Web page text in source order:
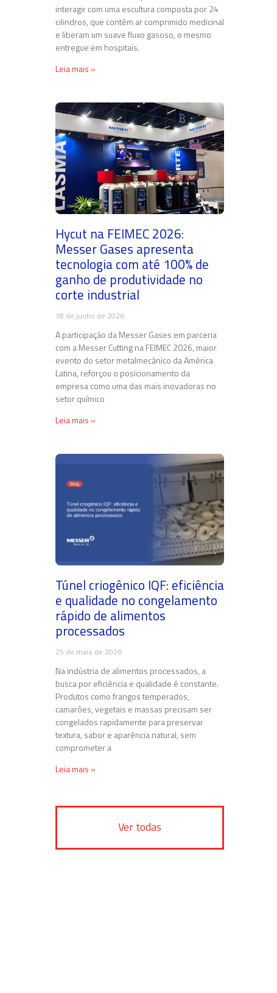
interagir com uma escultura composta por 24
cilindros, que contêm ar comprimido medicinal
e liberam um suave fluxo gasoso, o mesmo
entregue em hospitais.
Leia mais »
Hycut na FEIMEC 2026:
Messer Gases apresenta
tecnologia com até 100% de
ganho de produtividade no
corte industrial
18 de junho de 2026
A participação da Messer Gases em parceria
com a Messer Cutting na FEIMEC 2026, maior
evento do setor metalmecânico da América
Latina, reforçou o posicionamento da
empresa como uma das mais inovadoras no
setor químico
Leia mais »
Túnel criogênico IQF: eficiência
e qualidade no congelamento
rápido de alimentos
processados
25 de maio de 2026
Na indústria de alimentos processados, a
busca por eficiência e qualidade é constante.
Produtos como frangos temperados,
camarões, vegetais e massas precisam ser
congelados rapidamente para preservar
textura, sabor e aparência natural, sem
comprometer a
Leia mais »
Ver todas